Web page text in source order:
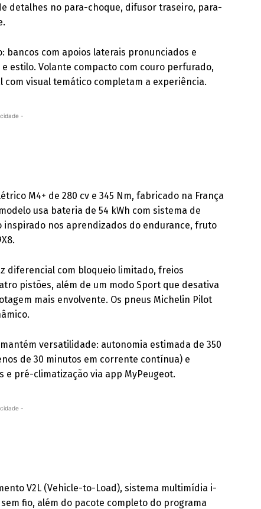
detalhes no para-choque, difusor traseiro, para-
com apoios laterais pronunciados e
estilo. Volante compacto com couro perfurado,
visual temático completam a experiência.
-
M4+ de 280 cv e 345 Nm, fabricado na França
usa bateria de 54 kWh com sistema de
nos aprendizados do endurance, fruto
diferencial com bloqueio limitado, freios
pistões, além de um modo Sport que desativa
mais envolvente. Os pneus Michelin Pilot
versatilidade: autonomia estimada de 350
de 30 minutos em corrente contínua) e
pré-climatização via app MyPeugeot.
-
V2L (Vehicle-to-Load), sistema multimídia i-
fio, além do pacote completo do programa